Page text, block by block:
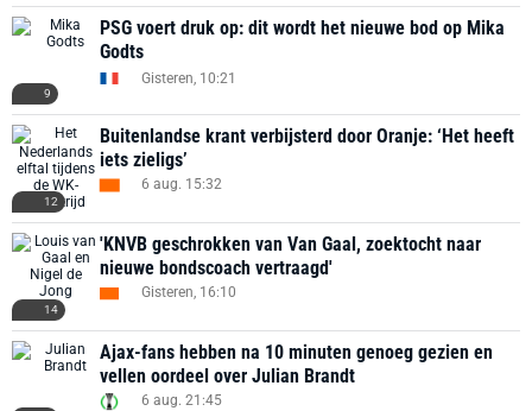
9
PSG voert druk op: dit wordt het nieuwe bod op Mika
Godts
Gisteren, 10:21
12
Buitenlandse krant verbijsterd door Oranje: ‘Het heeft
iets zieligs’
6 aug. 15:32
14
'KNVB geschrokken van Van Gaal, zoektocht naar
nieuwe bondscoach vertraagd'
Gisteren, 16:10
Ajax-fans hebben na 10 minuten genoeg gezien en
vellen oordeel over Julian Brandt
6 aug. 21:45